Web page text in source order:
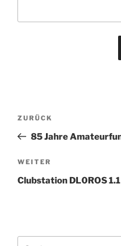
Beitragsnavigation
Vorheriger
Beitrag
ZURÜCK
85 Jahre
Nächster
Beitrag
WEITER
Clubstation DL0ROS 1.1